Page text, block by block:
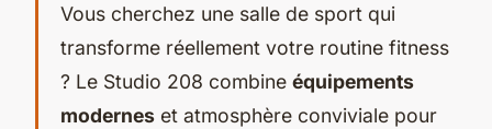
Vous cherchez une salle de sport qui
transforme réellement votre routine fitness
? Le Studio 208 combine équipements
modernes et atmosphère conviviale pour